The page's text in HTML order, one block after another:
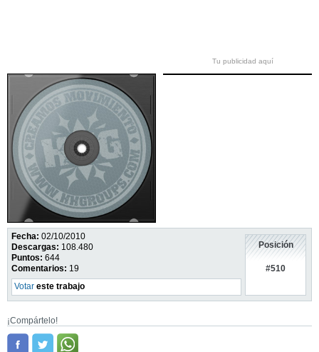
Tu publicidad aquí
Fecha: 02/10/2010
Descargas: 108.480
Puntos: 644
Comentarios: 19
Votar este trabajo
Posición
#510
¡Compártelo!